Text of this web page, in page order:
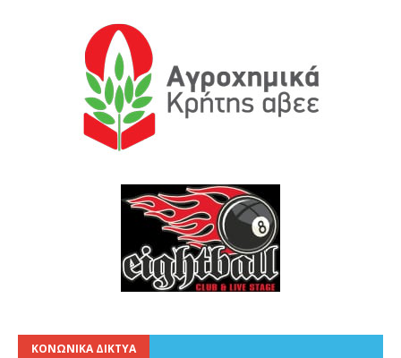
ΚΟΝΩΝΙΚΑ ΔΙΚΤΥΑ